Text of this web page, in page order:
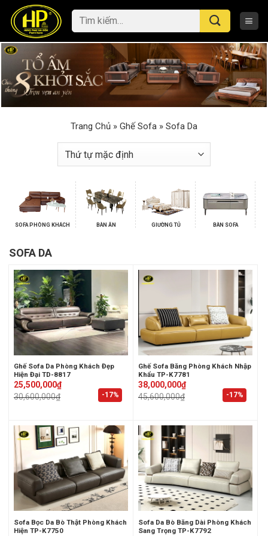
content
Tìm
kiếm:
Trang Chủ » Ghế Sofa » Sofa Da
SOFA PHÒNG KHÁCH BÀN ĂN GIƯỜNG TỦ BÀN SOFA
SOFA DA
-17%
Ghế Sofa Da Phòng Khách Đẹp
Hiện Đại TD-8817
30,600,000₫
Original
price
was:
25,500,000₫
Current
price
is:
-17%
Ghế Sofa Băng Phòng Khách Nhập
Khẩu TP-K7781
45,600,000₫
Original
price
was:
38,000,000₫
Current
price
is:
Sofa Bọc Da Bò Thật Phòng Khách
Hiện TP-K7750
Sofa Da Bò Băng Dài Phòng Khách
Sang Trọng TP-K7792